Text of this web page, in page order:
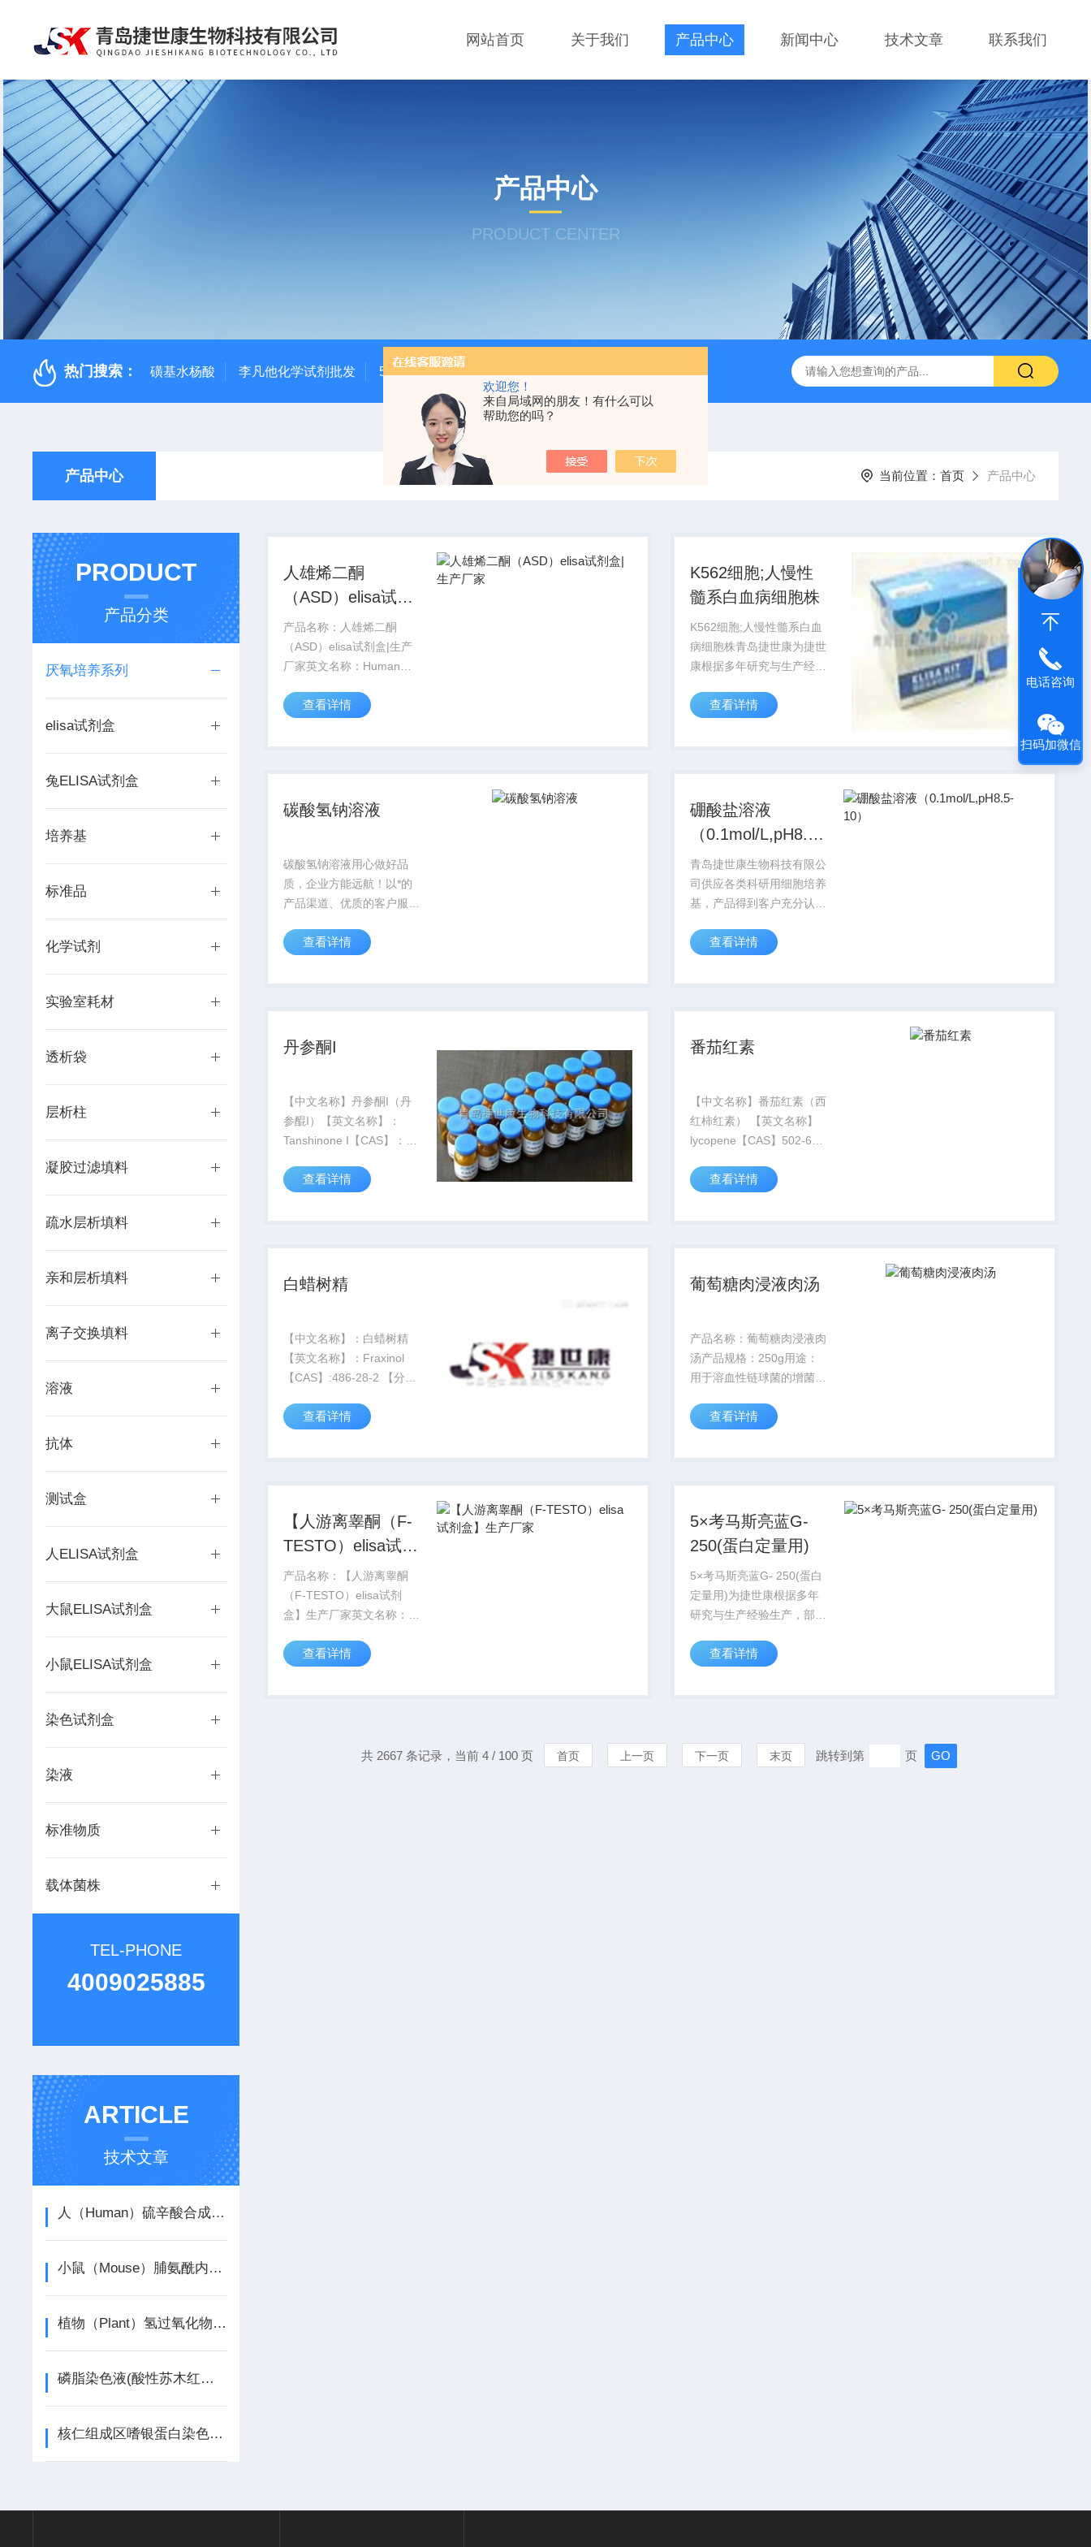
欢迎您！
来自局域网的朋友！有什么可以
帮助您的吗？
网站首页 关于我们 产品中心 新闻中心 技术文章 联系我们
产品中心
PRODUCT CENTER
热门搜索： 磺基水杨酸 李凡他化学试剂批发 500次MTS细胞增殖与细胞毒性检测试剂盒 48t/96t国产ELISA试剂盒,免费代测
产品中心 当前位置： 首页 产品中心
PRODUCT
产品分类
厌氧培养系列
elisa试剂盒
兔ELISA试剂盒
培养基
标准品
化学试剂
实验室耗材
透析袋
层析柱
凝胶过滤填料
疏水层析填料
亲和层析填料
离子交换填料
溶液
抗体
测试盒
人ELISA试剂盒
大鼠ELISA试剂盒
小鼠ELISA试剂盒
染色试剂盒
染液
标准物质
载体菌株
TEL-PHONE
4009025885
ARTICLE
技术文章
人（Human）硫辛酸合成酶（LIAS） ELISA检测试剂盒介绍
小鼠（Mouse）脯氨酰内肽酶（PREP） ELISA检测试剂盒介绍
植物（Plant）氢过氧化物裂解酶（HPL） ELISA检测试剂盒介绍
磷脂染色液(酸性苏木红法)介绍
核仁组成区嗜银蛋白染色液(AgNOR Stain)介绍
人雄烯二酮
（ASD）elisa试剂
盒|生产厂家
产品名称：人雄烯二酮
（ASD）elisa试剂盒|生产
厂家英文名称：Human
Elisa Kit产品用途：仅用于
断。产地：山东青岛规
查看详情
K562细胞;人慢性
髓系白血病细胞株
K562细胞;人慢性髓系白血
病细胞株青岛捷世康为捷世
康根据多年研究与生产经验
口R&D抗体包被，产品具有
简单,易于保存等优点。提
查看详情
碳酸氢钠溶液
碳酸氢钠溶液用心做好品
质，企业方能远航！以*的
产品渠道、优质的客户服
我司分别在上海、武汉，等
服务每位科研工作者。
查看详情
硼酸盐溶液
（0.1mol/L,pH8.5-
10）
青岛捷世康生物科技有限公
司供应各类科研用细胞培养
基，产品得到客户充分认
购。查看详情
丹参酮I
【中文名称】丹参酮I（丹
参醌I）【英文名称】：
Tanshinone I【CAS】：
C18H12O3【分子量】
度】:HPLC≥98%【规
查看详情
番茄红素
【中文名称】番茄红素（西
红柿红素） 【英文名称】
lycopene【CAS】502-65-
子量】536.87【纯
格】:20mg【保存】:保存于
查看详情
白蜡树精
【中文名称】：白蜡树精
【英文名称】：Fraxinol
【CAS】:486-28-2 【分子
量】：222.19【纯
格】:...
查看详情
葡萄糖肉浸液肉汤
产品名称：葡萄糖肉浸液肉
汤产品规格：250g用途：
用于溶血性链球菌的增菌培
查看详情
【人游离睾酮（F-
TESTO）elisa试剂
盒】生产厂家
产品名称：【人游离睾酮
（F-TESTO）elisa试剂
盒】生产厂家英文名称：
Testoterone,F-TESTO
科研实验,严禁用于临床诊
查看详情
5×考马斯亮蓝G-
250(蛋白定量用)
5×考马斯亮蓝G- 250(蛋白
定量用)为捷世康根据多年
研究与生产经验生产，部分
包被，产品具有灵敏度高，
存等优点。提供全程技术服
查看详情
共 2667 条记录，当前 4 / 100 页 首页 上一页 下一页 末页 跳转到第 页
电话咨询
扫码加微信